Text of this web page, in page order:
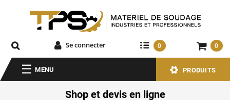
Se connecter 0 0
MENU PRODUITS
Shop et devis en ligne